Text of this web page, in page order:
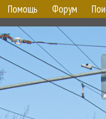
Помощь Форум